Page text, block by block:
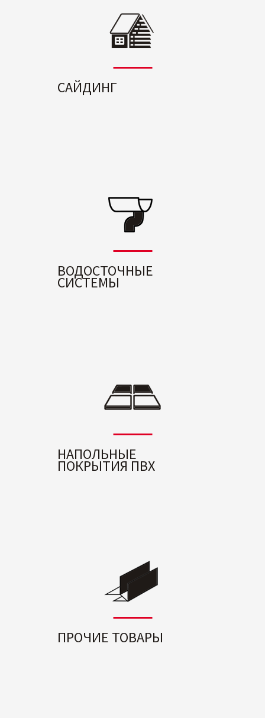
САЙДИНГ
ВОДОСТОЧНЫЕ
СИСТЕМЫ
НАПОЛЬНЫЕ
ПОКРЫТИЯ ПВХ
ПРОЧИЕ ТОВАРЫ